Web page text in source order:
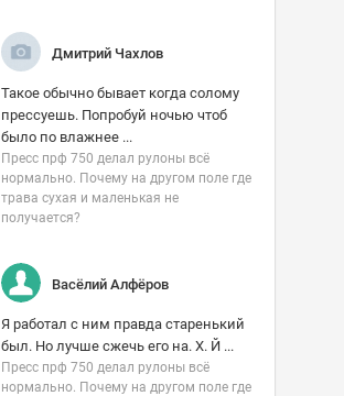
Дмитрий Чахлов
Такое обычно бывает когда солому
прессуешь. Попробуй ночью чтоб
было по влажнее ...
Пресс прф 750 делал рулоны всë
нормально. Почему на другом поле где
трава сухая и маленькая не
получается?
Васёлий Алфёров
Я работал с ним правда старенький
был. Но лучше сжечь его на. Х. Й ...
Пресс прф 750 делал рулоны всë
нормально. Почему на другом поле где